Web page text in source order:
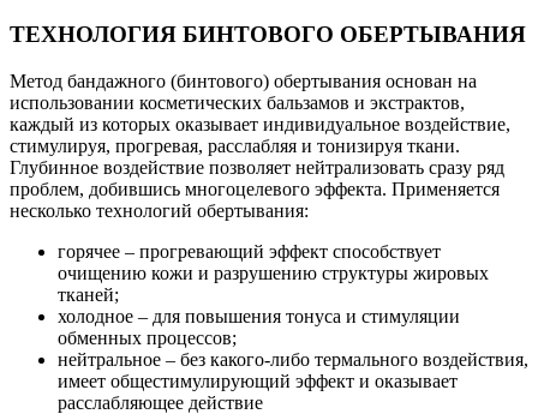
ТЕХНОЛОГИЯ БИНТОВОГО ОБЕРТЫВАНИЯ
Метод бандажного (бинтового) обертывания основан на
использовании косметических бальзамов и экстрактов,
каждый из которых оказывает индивидуальное воздействие,
стимулируя, прогревая, расслабляя и тонизируя ткани.
Глубинное воздействие позволяет нейтрализовать сразу ряд
проблем, добившись многоцелевого эффекта. Применяется
несколько технологий обертывания:
горячее – прогревающий эффект способствует
очищению кожи и разрушению структуры жировых
тканей;
холодное – для повышения тонуса и стимуляции
обменных процессов;
нейтральное – без какого-либо термального воздействия,
имеет общестимулирующий эффект и оказывает
расслабляющее действие